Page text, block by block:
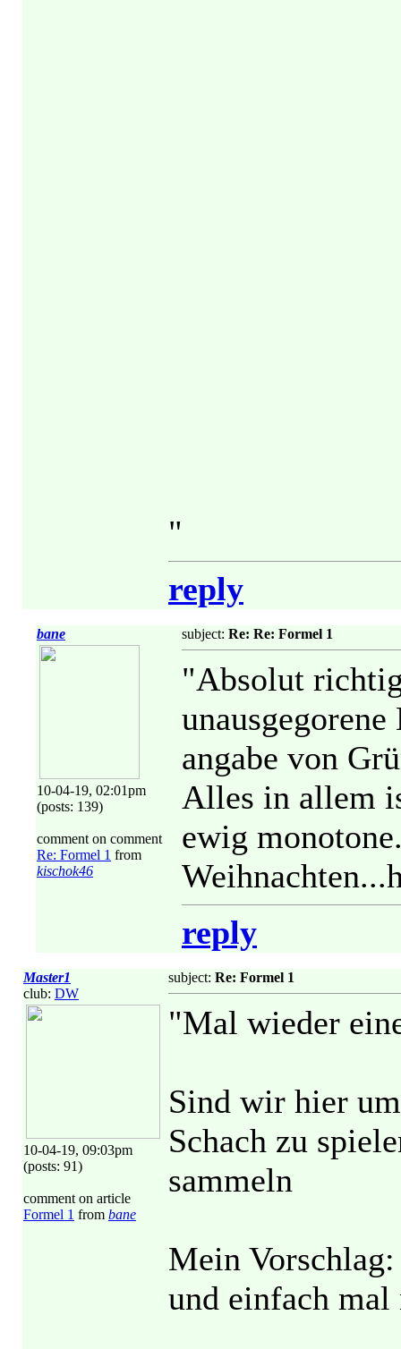
"
reply
bane
10-04-19, 02:01pm
(posts: 139)
comment on comment
Re: Formel 1 from
kischok46
subject: Re: Re: Formel 1
"Absolut
angabe von
Alles in allem
ewig
reply
Master1
club: DW
10-04-19, 09:03pm
(posts: 91)
comment on article
Formel 1 from bane
subject: Re: Formel 1
"Mal wieder
Sind wir hier
Schach zu
sammeln
Mein
und einfach